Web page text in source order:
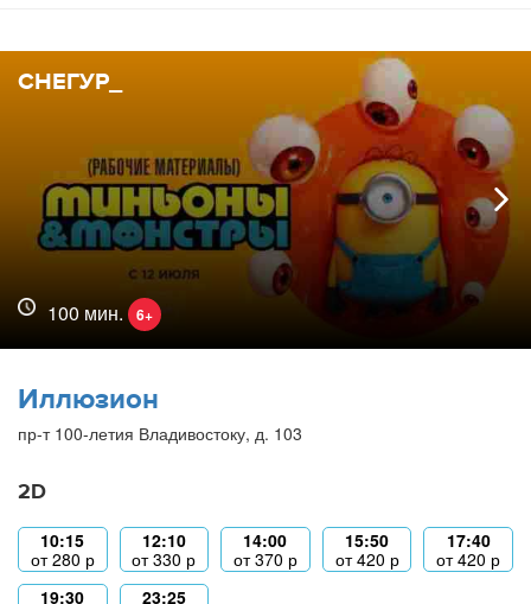
СНЕГУР_
100 мин. 6+
Иллюзион
пр-т 100-летия Владивостоку, д. 103
2D
10:15
от280 р
12:10
от330 р
14:00
от370 р
15:50
от420 р
17:40
от420 р
19:30
23:25